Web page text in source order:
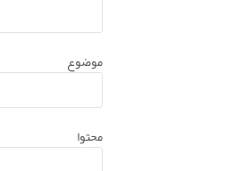
موضوع
محتوا